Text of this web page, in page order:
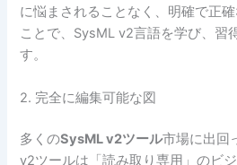
に悩まされることなく、明確で正
ことで、SysML v2言語を学び、習
す。
2. 完全に編集可能な図
多くのSysML v2ツール市場に出回
v2ツールは「読み取り専用」のビ